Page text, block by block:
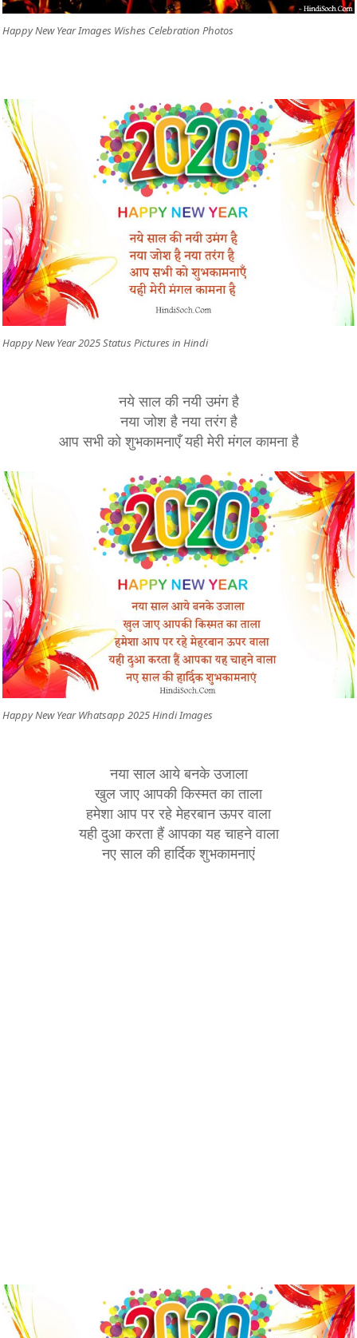
Happy New Year Images Wishes Celebration Photos
Happy New Year 2025 Status Pictures in Hindi
नये साल की नयी उमंग है
नया जोश है नया तरंग है
आप सभी को शुभकामनाएँ यही मेरी मंगल कामना है
Happy New Year Whatsapp 2025 Hindi Images
नया साल आये बनके उजाला
खुल जाए आपकी किस्मत का ताला
हमेशा आप पर रहे मेहरबान ऊपर वाला
यही दुआ करता हैं आपका यह चाहने वाला
नए साल की हार्दिक शुभकामनाएं